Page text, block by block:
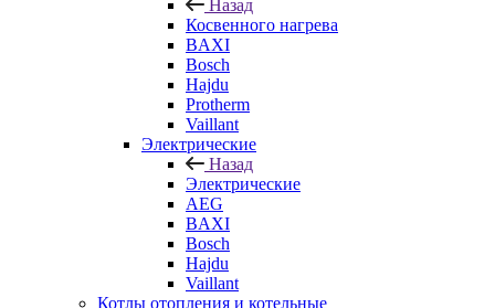
Назад
Косвенного нагрева
BAXI
Bosch
Hajdu
Protherm
Vaillant
Электрические
Назад
Электрические
AEG
BAXI
Bosch
Hajdu
Vaillant
Котлы отопления и котельные